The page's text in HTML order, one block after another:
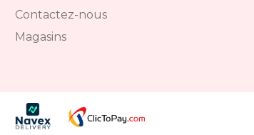
Contactez-nous
Magasins